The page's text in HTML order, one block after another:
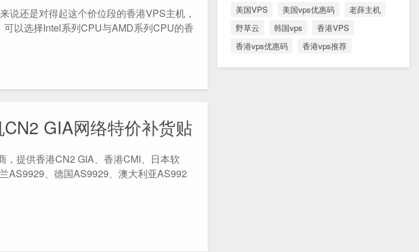
说还是对得起这个价位段的香港VPS主机，
以选择Intel系列CPU与AMD系列CPU的香
GIA网络特价补货贴
提供香港CN2 GIA、香港CMI、日本软
AS9929、德国AS9929、澳大利亚AS992
美国VPS
美国vps优惠码
老薛主机
野草云
韩国vps
香港VPS
香港vps优惠码
香港vps推荐